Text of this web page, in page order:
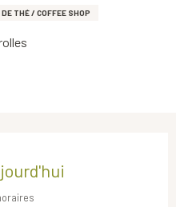
THÉ / COFFEE SHOP